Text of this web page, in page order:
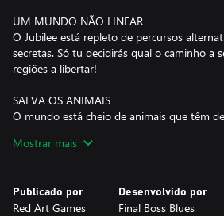
UM MUNDO NÃO LINEAR
O Jubilee está repleto de percursos
secretas. Só tu decidirás qual o caminho a
regiões a libertar!
SALVA OS ANIMAIS
O mundo está cheio de animais que têm
experiência completa do jogo.
Mostrar mais
Publicado por
Red Art Games
Desenvolvido por
Final Boss Blues